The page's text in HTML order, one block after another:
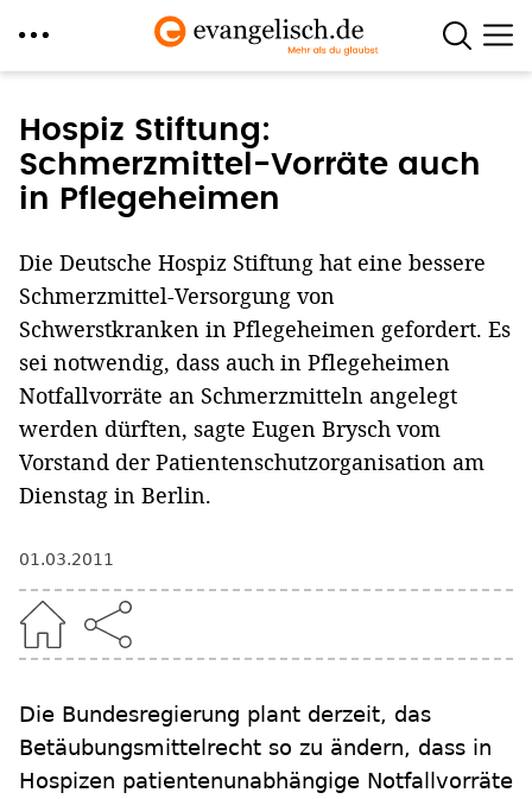
zum
Inhalt
Hospiz Stiftung:
Schmerzmittel-Vorräte auch
in Pflegeheimen
Die Deutsche Hospiz Stiftung hat eine bessere
Schmerzmittel-Versorgung von
Schwerstkranken in Pflegeheimen gefordert. Es
sei notwendig, dass auch in Pflegeheimen
Notfallvorräte an Schmerzmitteln angelegt
werden dürften, sagte Eugen Brysch vom
Vorstand der Patientenschutzorganisation am
Dienstag in Berlin.
01.03.2011
Die Bundesregierung plant derzeit, das
Betäubungsmittelrecht so zu ändern, dass in
Hospizen patientenunabhängige Notfallvorräte